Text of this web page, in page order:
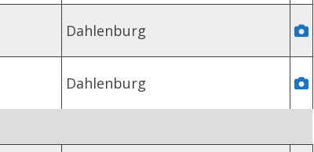
Dahlenburg
Dahlenburg